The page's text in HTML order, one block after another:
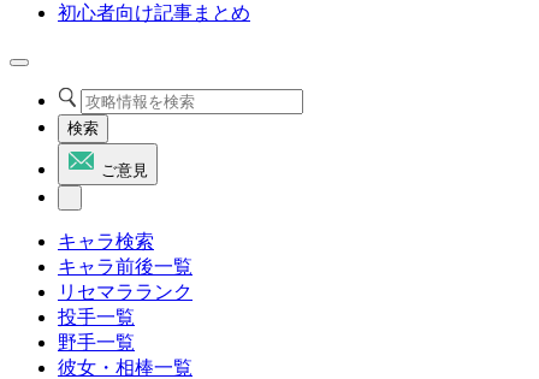
初心者向け記事まとめ
検索
ご意見
キャラ検索
キャラ前後一覧
リセマラランク
投手一覧
野手一覧
彼女・相棒一覧